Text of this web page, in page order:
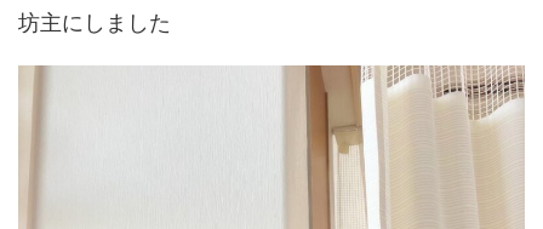
坊主にしました